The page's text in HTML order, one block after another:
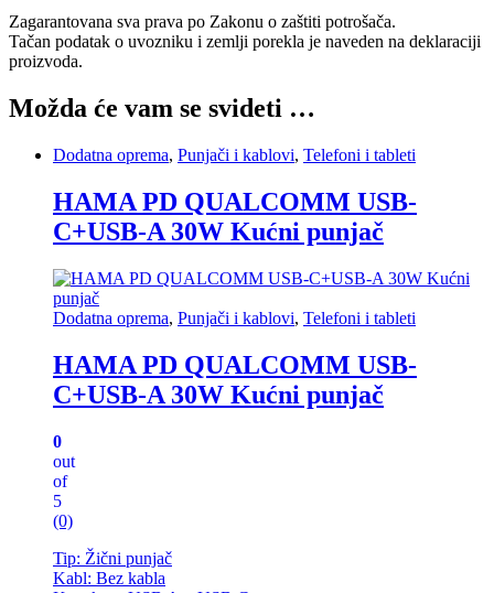
Zagarantovana sva prava po Zakonu o zaštiti potrošača.
Tačan podatak o uvozniku i zemlji porekla je naveden na deklaraciji
proizvoda.
Možda će vam se svideti …
Dodatna oprema, Punjači i kablovi, Telefoni i tableti
HAMA PD QUALCOMM USB-
C+USB-A 30W Kućni punjač
Dodatna oprema, Punjači i kablovi, Telefoni i tableti
HAMA PD QUALCOMM USB-
C+USB-A 30W Kućni punjač
0
out
of
5
(0)
Tip: Žični punjač
Kabl: Bez kabla